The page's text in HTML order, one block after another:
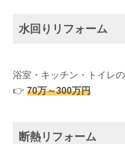
水回りリフォーム
浴室・キッチン・トイレ
👉70万～300万円
断熱リフォーム